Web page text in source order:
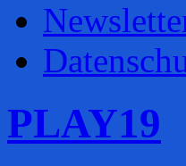
PLAY19